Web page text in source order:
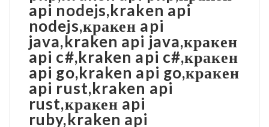
api nodejs,kraken api
nodejs,кракен api
java,kraken api java,кракен
api c#,kraken api c#,кракен
api go,kraken api go,кракен
api rust,kraken api
rust,кракен api
ruby,kraken api